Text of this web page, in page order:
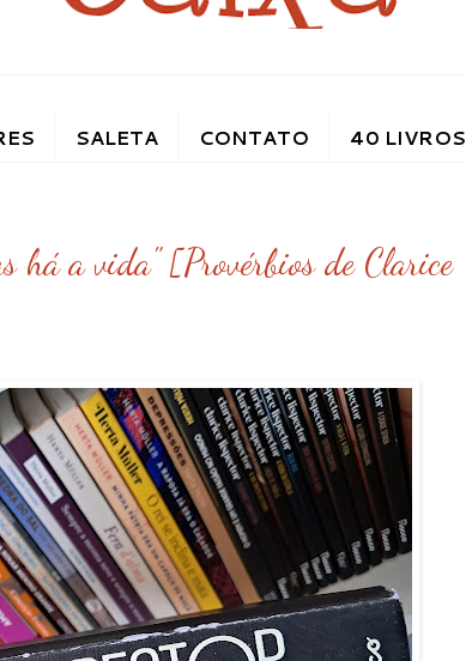
SALETA CONTATO 40
há a vida" [Provérbios de Clarice